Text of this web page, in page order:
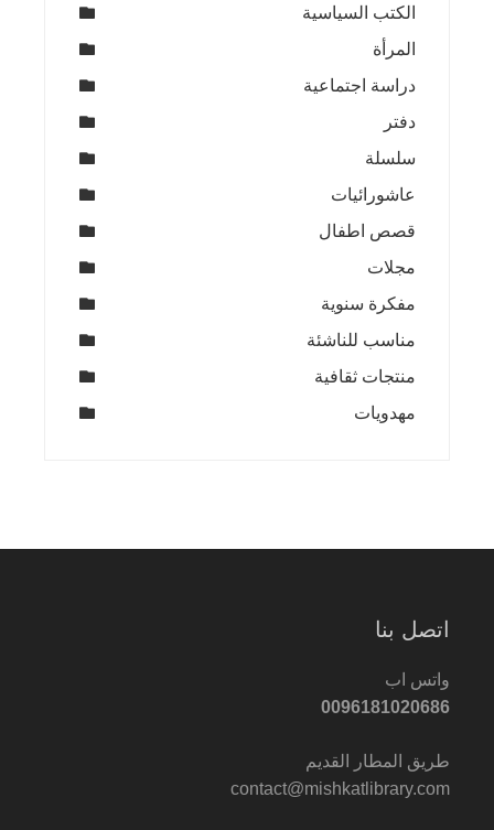
الكتب السياسية
المرأة
دراسة اجتماعية
دفتر
سلسلة
عاشورائيات
قصص اطفال
مجلات
مفكرة سنوية
مناسب للناشئة
منتجات ثقافية
مهدويات
اتصل بنا
واتس اب
0096181020686
طريق المطار القديم
contact@mishkatlibrary.com